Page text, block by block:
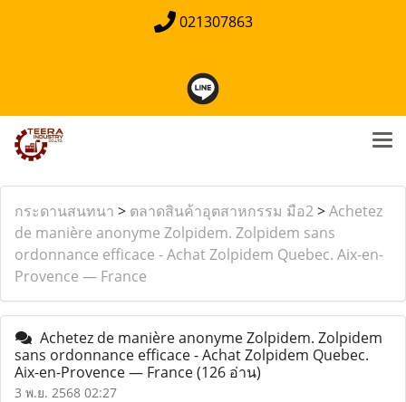
021307863
กระดานสนทนา > ตลาดสินค้าอุตสาหกรรม มือ2>Achetez
de manière anonyme Zolpidem. Zolpidem sans
ordonnance efficace - Achat Zolpidem Quebec. Aix-en-
Provence — France
Achetez de manière anonyme Zolpidem. Zolpidem
sans ordonnance efficace - Achat Zolpidem Quebec.
Aix-en-Provence — France(126 อ่าน)
3 พ.ย. 2568 02:27